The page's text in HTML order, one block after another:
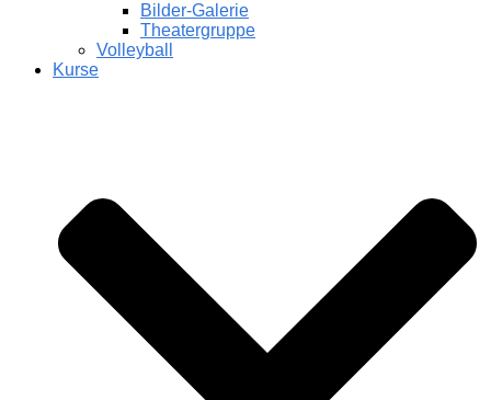
Bilder-Galerie
Theatergruppe
Volleyball
Kurse